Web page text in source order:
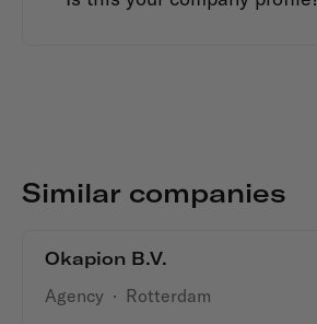
Similar companies
Okapion B.V.
Agency · Rotterdam